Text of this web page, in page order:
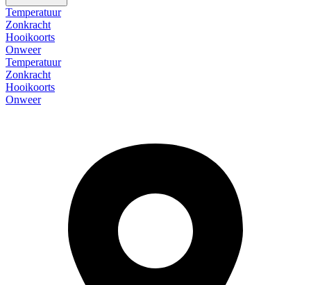
Temperatuur
Zonkracht
Hooikoorts
Onweer
Temperatuur
Zonkracht
Hooikoorts
Onweer